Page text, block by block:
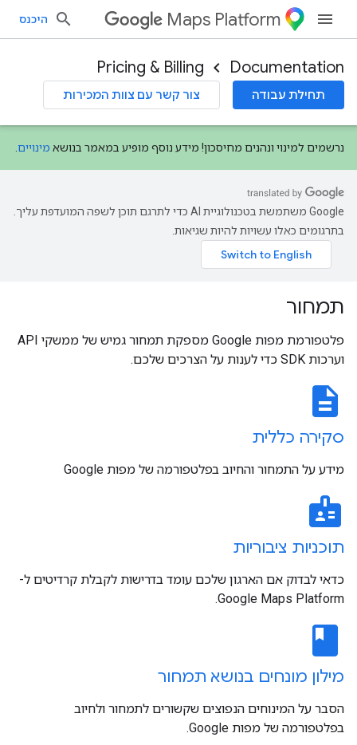
Maps Platform היכנס
Documentation
Pricing & Billing
תחילת עבודה צור קשר עם צוות המכירות
נרשמים למינוי ונהנים מחיסכון! מידע נוסף מופיע במאמר בנושא מינויים
‫Google משתמשת בטכנולוגיית AI כדי לתרגם תוכן לשפה המועדפת עליך.
בתרגומים כאלו עשויות להיות שגיאות.
תמחור
פלטפורמת מפות Google מספקת תמחור גמיש של ממשקי API
וערכות SDK כדי לענות על הצרכים שלכם.
description
סקירה כללית
מידע על התמחור והחיוב בפלטפורמה של מפות Google
badge
תוכניות ציבוריות
כדאי לבדוק אם הארגון שלכם עומד בדרישות לקבלת קרדיטים ל-
Google Maps Platform.
book
מילון מונחים בנושא תמחור
הסבר על המינוחים הנפוצים שקשורים לתמחור ולחיוב
בפלטפורמה של מפות Google.